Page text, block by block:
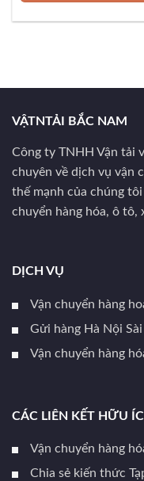
VẬTNTẢI BẮC NAM
Công ty TNHH Vận tải
chuyên về dịch vụ vận
thế mạnh của chúng
chuyển hàng hóa, ô tô,
DỊCH VỤ
Vận chuyển hàng
Gửi hàng Hà Nội
Vận chuyển hàng
CÁC LIÊN KẾT HỮU
Vận chuyển hàng
Chia sẻ kiến thức